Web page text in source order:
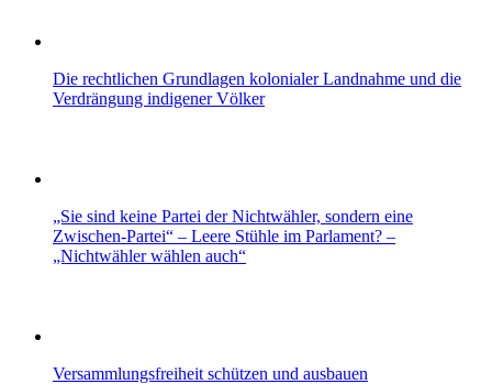
Die rechtlichen Grundlagen kolonialer Landnahme und die
Verdrängung indigener Völker
„Sie sind keine Partei der Nichtwähler, sondern eine
Zwischen-Partei“ – Leere Stühle im Parlament? –
„Nichtwähler wählen auch“
Versammlungsfreiheit schützen und ausbauen